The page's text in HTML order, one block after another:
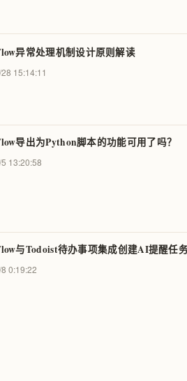
异常处理机制设计原则解读
15:14:11
导出为Python脚本的功能可用了吗？
13:20:58
与Todoist待办事项集成创建AI提醒任
0:19:22